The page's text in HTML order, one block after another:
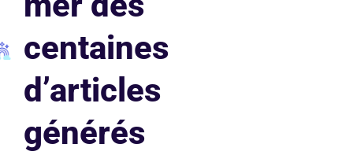
centaines
d’articles
générés